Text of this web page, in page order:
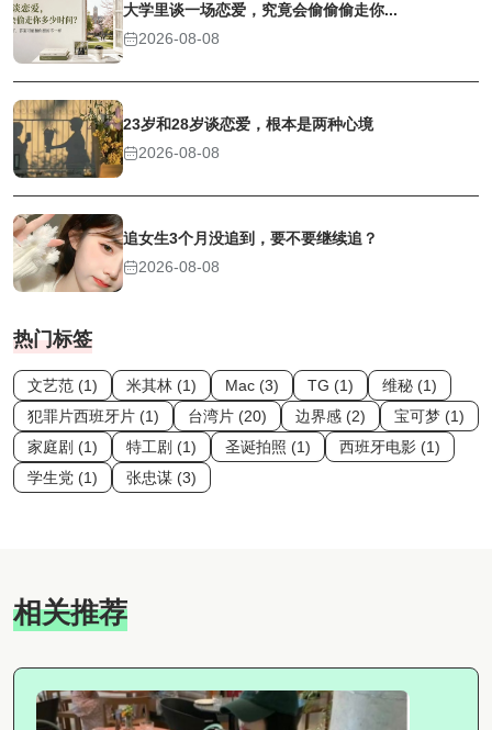
大学里谈一场恋爱，究竟会偷偷偷走你...
2026-08-08
23岁和28岁谈恋爱，根本是两种心境
2026-08-08
追女生3个月没追到，要不要继续追？
2026-08-08
热门标签
文艺范 (1) 米其林 (1) Mac (3) TG (1)
维秘 (1)
犯罪片西班牙片 (1)
台湾片 (20) 边界感 (2)
宝可梦 (1)
家庭剧 (1)
特工剧 (1) 圣诞拍照 (1)
西班牙电影 (1)
学生党 (1)
张忠谋 (3)
相关推荐